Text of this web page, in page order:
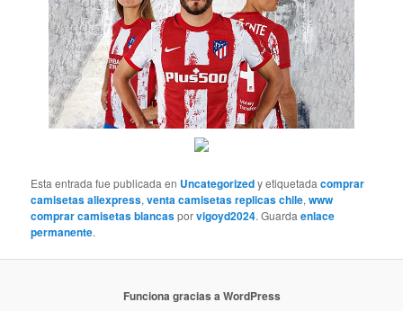
Esta entrada fue publicada en Uncategorizedy etiquetadacomprar
camisetas aliexpress,venta camisetas replicas chile,www
comprar camisetas blancasporvigoyd2024. Guardaenlace
permanente.
Funciona gracias a WordPress